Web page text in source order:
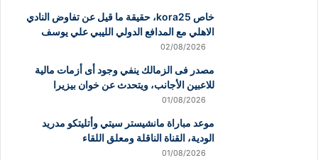
خاص kora25، حقيقة ما قيل عن تفاوض النادي
الاهلي مع المدافع الدولي الليبي علي يوسف
02/08/2026
مصدر فى الزمالك ينفي وجود أى أزمات مالية
للاعبين الأجانب، ويتحدث عن خوان بيزيرا
01/08/2026
موعد مباراة مانشيستر سيتي وأتليتكو مدريد
الودية، القناة الناقلة ومعلق اللقاء
01/08/2026